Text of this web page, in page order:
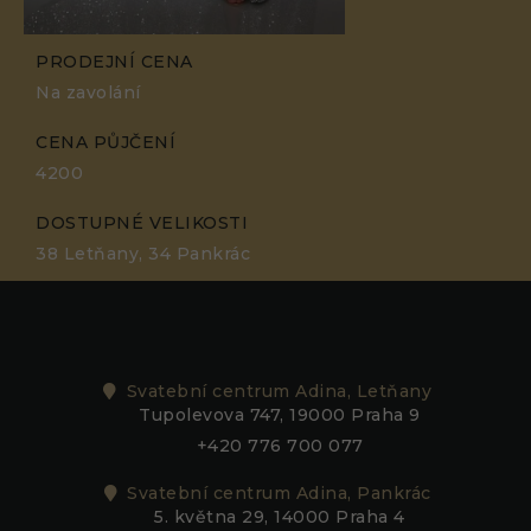
PRODEJNÍ CENA
Na zavolání
CENA PŮJČENÍ
4200
DOSTUPNÉ VELIKOSTI
38 Letňany, 34 Pankrác
Svatební centrum Adina, Letňany
Tupolevova 747, 19000 Praha 9
+420 776 700 077
Svatební centrum Adina, Pankrác
5. května 29, 14000 Praha 4